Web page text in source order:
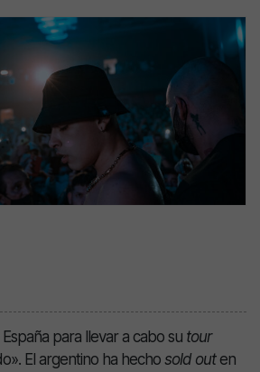
para llevar a cabo su tour
El argentino ha hecho sold outen